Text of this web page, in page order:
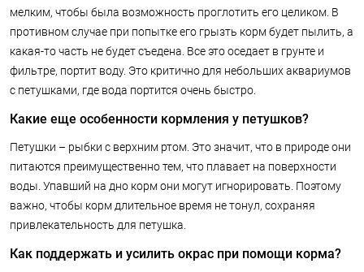
мелким, чтобы была возможность проглотить его целиком. В
противном случае при попытке его грызть корм будет пылить, а
какая-то часть не будет съедена. Все это оседает в грунте и
фильтре, портит воду. Это критично для небольших аквариумов
с петушками, где вода портится очень быстро.
Какие еще особенности кормления у петушков?
Петушки – рыбки с верхним ртом. Это значит, что в природе они
питаются преимущественно тем, что плавает на поверхности
воды. Упавший на дно корм они могут игнорировать. Поэтому
важно, чтобы корм длительное время не тонул, сохраняя
привлекательность для петушка.
Как поддержать и усилить окрас при помощи корма?